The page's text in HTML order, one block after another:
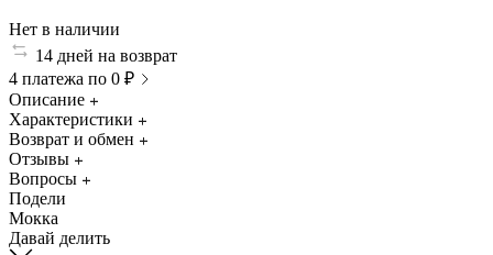
Нет в наличии
14 дней на возврат
4 платежа по 0 ₽
Описание
Характеристики
Возврат и обмен
Отзывы
Вопросы
Подели
Мокка
Давай делить